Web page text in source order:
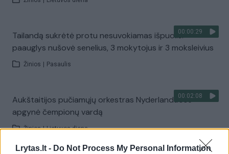
Lrytas.lt - Do Not Process My Personal Information
00:00:29
Tailandą sukrėtė protu nesuvokiamas išpuolis:
paauglys nušovė senelius, 3 mokytojus ir 3 moksleivius
Žinios Pasaulis
00:02:08
Aukštaitijos pučiamųjų orkestras Nyderlanduose
apgynė čempionų vardą
Žinios | Lietuvos diena